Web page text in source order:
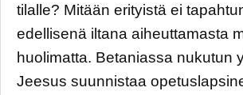
tilalle? Mitään erityistä ei
edellisenä iltana aiheuttamasta
huolimatta. Betaniassa nukutun
Jeesus suunnistaa